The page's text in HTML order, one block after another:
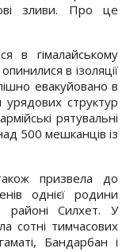
зливи. Про це
в гімалайському
в ізоляції
евакуйовано в
урядових структур
рятувальні
500 мешканців із
призвела до
однієї родини
районі Силхет. У
сотні тимчасових
Бандарбан і